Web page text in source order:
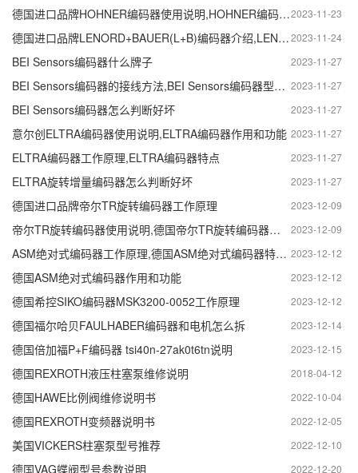
2023-11-23
德国进口品牌HOHNER编码器使用说明,HOHNER编码器使用注意事项
2023-11-24
德国进口品牌LENORD+BAUER(L+B)编码器介绍,LENORD+BAUER(L+B)编码器特点和优势
2023-11-27
BEI Sensors编码器什么牌子
2023-11-27
BEI Sensors编码器的接线方法,BEI Sensors编码器型号说明
2023-11-27
BEI Sensors编码器怎么判断好坏
2023-11-27
意尔创ELTRA编码器使用说明,ELTRA编码器作用和功能
2023-11-27
ELTRA编码器工作原理,ELTRA编码器特点
2023-11-27
ELTRA旋转增量编码器怎么判断好坏
2023-12-09
德国进口品牌帝尔TR旋转编码器工作原理
2023-12-09
帝尔TR旋转编码器使用说明,德国帝尔TR旋转编码器型号怎么看
2023-12-12
ASM绝对式编码器工作原理,德国ASM绝对式编码器特点和优势
2023-12-12
德国ASM绝对式编码器作用和功能
2023-12-12
德国希控SIKO编码器MSK3200-0052工作原理
2023-12-14
德国福尔哈贝FAULHABER编码器和电机怎么拆
2023-12-15
德国倍加福P+F编码器 tsi40n-27ak0t6tn说明
2018-04-12
德国REXROTH液压柱塞泵维修说明
2022-10-04
德国HAWE比例阀维修说明书
2022-12-05
德国REXROTH变频器说明书
2022-12-10
美国VICKERS柱塞泵型号推荐
2022-12-20
德国VAG蝶阀型号参数说明